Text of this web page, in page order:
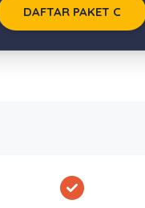
DAFTAR PAKET C